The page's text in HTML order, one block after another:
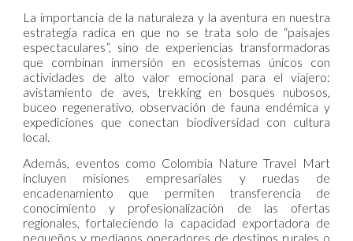
La importancia de la naturaleza y la aventura en nuestra
estrategia radica en que no se trata solo de “paisajes
espectaculares”, sino de experiencias transformadoras
que combinan inmersión en ecosistemas únicos con
actividades de alto valor emocional para el viajero:
avistamiento de aves, trekking en bosques nubosos,
buceo regenerativo, observación de fauna endémica y
expediciones que conectan biodiversidad con cultura
local.
Además, eventos como Colombia Nature Travel Mart
incluyen misiones empresariales y ruedas de
encadenamiento que permiten transferencia de
conocimiento y profesionalización de las ofertas
regionales, fortaleciendo la capacidad exportadora de
pequeños y medianos operadores de destinos rurales o